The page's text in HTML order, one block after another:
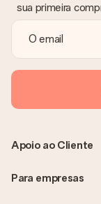
sua primeira
Apoio ao Cliente
Para empresas